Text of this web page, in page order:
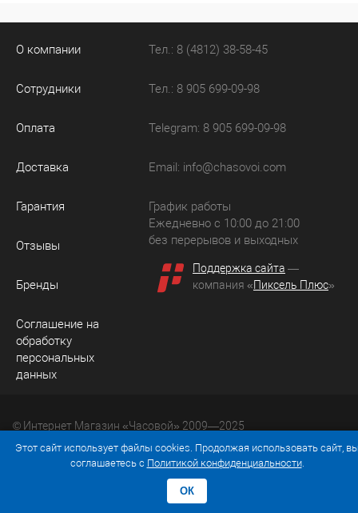
О компании
Сотрудники
Оплата
Доставка
Гарантия
Отзывы
Бренды
Соглашение на
обработку
персональных
данных
Тел.: 8 (4812) 38-58-45
Тел.: 8 905 699-09-98
Telegram: 8 905 699-09-98
Email: info@chasovoi.com
График работы
Ежедневно с 10:00 до 21:00
без перерывов и выходных
Поддержка сайта —
компания «Пиксель Плюс»
© Интернет Магазин «Часовой» 2009—2025
Юридический адрес: 214036 Россия, г. Смоленск, ул.
Рыленкова, д. 61а, кв. 24.
Этот сайт использует файлы cookies. Продолжая использовать сайт,
соглашаетесь с Политикой конфиденциальности.
ОК